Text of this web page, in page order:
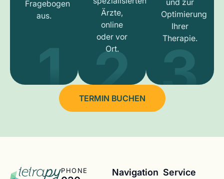
Fragebogen
aus.
1
Ärzte,
online
oder vor
Ort.
2
Optimierung
Ihrer
Therapie.
3
TERMIN BUCHEN
PHONE Navigation Service